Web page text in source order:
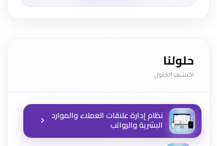
حلولنا
اكتشف الحلول
نظام إدارة علاقات العملاء والموارد
البشرية والرواتب